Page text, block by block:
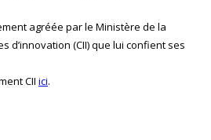
agréée par le Ministère de la
d’innovation (CII) que lui confient ses
CII ici.